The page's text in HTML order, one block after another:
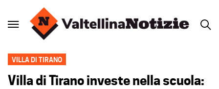
VILLA DI TIRANO
Villa di Tirano investe nella scuola: